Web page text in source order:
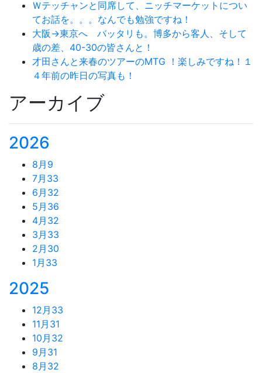
Ｗテッチャンと同席して、ニッチマーケットについ
てお話を。。。なんでも勉強ですね！
大阪→東京へ バッタリも。博多から客人、そして
歳の差、40-30の皆さんと！
才田さんと来春のツアーのMTG ！楽しみですね！１
４年前の昨日の写真も！
アーカイブ
2026
8月 9
7月 33
6月 32
5月 36
4月 32
3月 33
2月 30
1月 33
2025
12月 33
11月 31
10月 32
9月 31
8月 32